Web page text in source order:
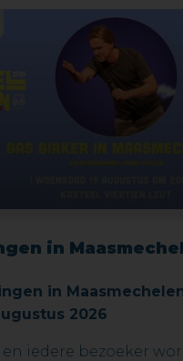
in
in
2026
iedere bezoeker